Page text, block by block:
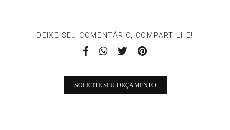
DEIXE SEU COMENTÁRIO, COMPARTILHE!
SOLICITE SEU ORÇAMENTO